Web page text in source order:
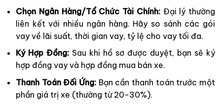
Chọn Ngân Hàng/Tổ Chức Tài Chính:Đại lý thường
liên kết với nhiều ngân hàng. Hãy so sánh các gói
vay về lãi suất, thời gian vay, tỷ lệ cho vay tối đa.
Ký Hợp Đồng: Sau khi hồ sơ được duyệt, bạn sẽ ký
hợp đồng vay và hợp đồng mua bán xe.
Thanh Toán Đối Ứng: Bạn cần thanh toán trước một
phần giá trị xe (thường từ 20-30%).